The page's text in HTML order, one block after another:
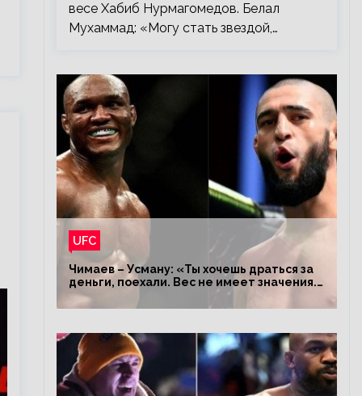
весе Хабиб Нурмагомедов. Белал
Мухаммад: «Могу стать звездой,…
UFC
Чимаев – Усману: «Ты хочешь драться за
деньги, поехали. Вес не имеет значения.
Я – король»